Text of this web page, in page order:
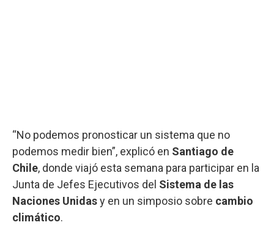
“No podemos pronosticar un sistema que no
podemos medir bien”, explicó en Santiago de
Chile, donde viajó esta semana para participar en la
Junta de Jefes Ejecutivos del Sistema de las
Naciones Unidasy en un simposio sobre cambio
climático.